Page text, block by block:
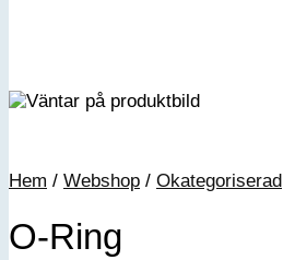
Hem / Webshop / Okategoriserad
O-Ring